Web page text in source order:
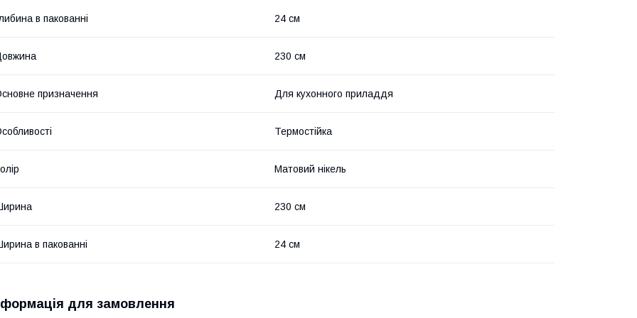
в пакованні 24 см
230 см
призначення Для кухонного приладдя
Термостійка
Матовий нікель
230 см
в пакованні 24 см
для замовлення